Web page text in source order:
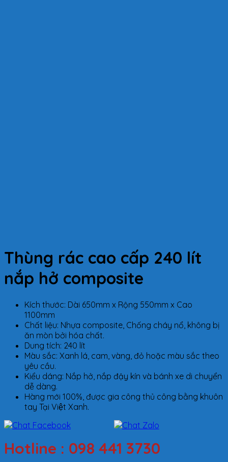
Thùng rác cao cấp 240 lít
nắp hở composite
Kích thước: Dài 650mm x Rộng 550mm x Cao
1100mm
Chất liệu: Nhựa composite, Chống cháy nổ, không bị
ăn mòn bởi hóa chất.
Dung tích: 240 lít
Màu sắc: Xanh lá, cam, vàng, đỏ hoặc màu sắc theo
yêu cầu.
Kiểu dáng: Nắp hở, nắp đậy kín và bánh xe di chuyển
dễ dàng.
Hàng mới 100%, được gia công thủ công bằng khuôn
tay Tại Việt Xanh.
Hotline : 098 441 3730